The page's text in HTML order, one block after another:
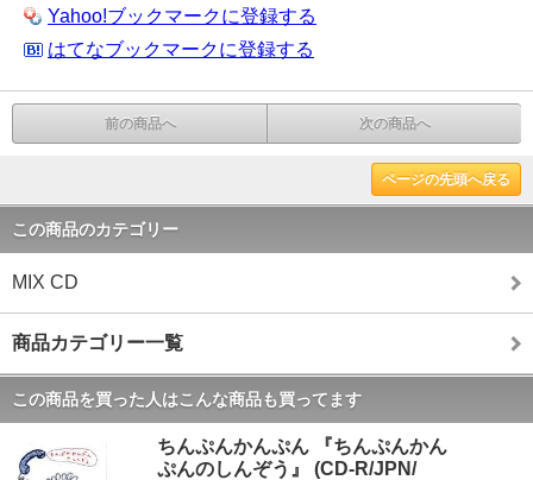
Yahoo!ブックマークに登録する
はてなブックマークに登録する
前の商品へ 次の商品へ
ページの先頭へ戻る
この商品のカテゴリー
MIX CD
商品カテゴリー一覧
この商品を買った人はこんな商品も買ってます
ちんぷんかんぷん 『ちんぷんかん
ぷんのしんぞう』 (CD-R/JPN/